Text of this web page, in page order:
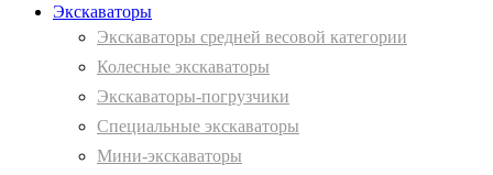
Экскаваторы
Экскаваторы средней весовой категории
Колесные экскаваторы
Экскаваторы-погрузчики
Специальные экскаваторы
Мини-экскаваторы